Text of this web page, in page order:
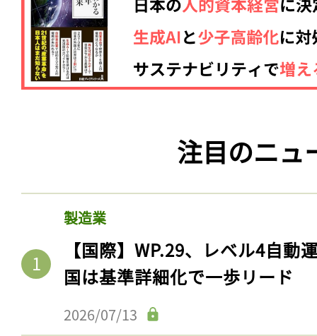
注目のニュ
製造業
【国際】WP.29、レベル4自動
国は基準詳細化で一歩リード
2026/07/13